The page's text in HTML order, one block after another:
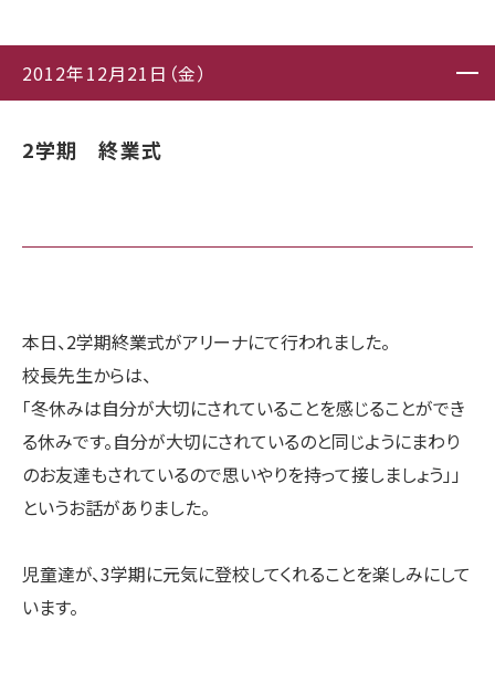
2012年12月21日（金）
2学期 終業式
本日、2学期終業式がアリーナにて行われました。
校長先生からは、
「冬休みは自分が大切にされていることを感じることができ
る休みです。自分が大切にされているのと同じようにまわり
のお友達もされているので思いやりを持って接しましょう」」
というお話がありました。
児童達が、3学期に元気に登校してくれることを楽しみにして
います。